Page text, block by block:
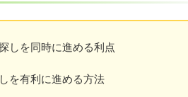
しを同時に進める利点
を有利に進める方法